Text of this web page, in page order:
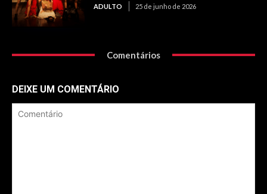
ADULTO 25 de junho de 2026
Comentários
DEIXE UM COMENTÁRIO